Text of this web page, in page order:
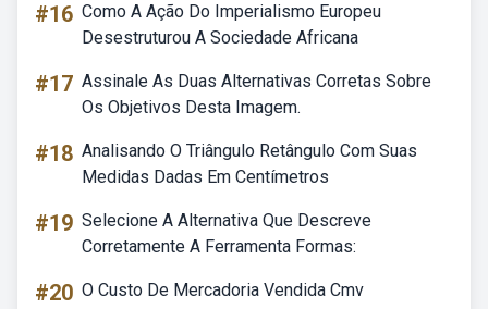
#16 Como A Ação Do Imperialismo Europeu
Desestruturou A Sociedade Africana
#17 Assinale As Duas Alternativas Corretas Sobre
Os Objetivos Desta Imagem.
#18 Analisando O Triângulo Retângulo Com Suas
Medidas Dadas Em Centímetros
#19 Selecione A Alternativa Que Descreve
Corretamente A Ferramenta Formas:
#20 O Custo De Mercadoria Vendida Cmv